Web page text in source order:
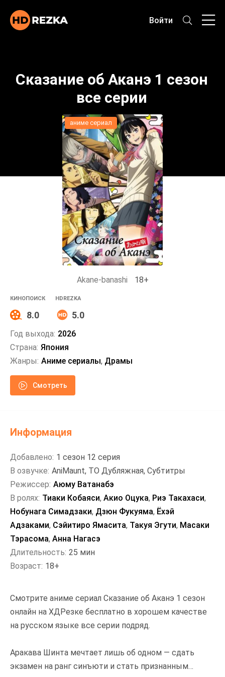
Войти
Сказание об Аканэ 1 сезон
все серии
аниме сериал
Akane-banashi 18+
КИНОПОИСК
8.0
HDREZKA
5.0
Год выхода: 2026
Страна: Япония
Жанры: Аниме сериалы, Драмы
Смотреть
Смотрите аниме сериал Сказание об Аканэ 1 сезон
онлайн на ХДРезке бесплатно в хорошем качестве
на русском языке все серии подряд.
Аракава Шинта мечтает лишь об одном — сдать
экзамен на ранг синъюти и стать признанным
Информация
Добавлено: 1 сезон 12 серия
В озвучке: AniMaunt, ТО Дубляжная, Субтитры
Режиссер: Аюму Ватанабэ
В ролях: Тиаки Кобаяси, Акио Оцука, Риэ Такахаси,
Нобунага Симадзаки, Дзюн Фукуяма, Ёхэй
Адзаками, Сэйитиро Ямасита, Такуя Эгути, Масаки
Тэрасома, Анна Нагасэ
Длительность: 25 мин
Возраст: 18+